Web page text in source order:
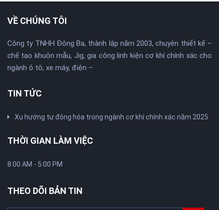
VỀ CHÚNG TÔI
Công ty TNHH Đông Ba, thành lập năm 2003, chuyên thiết kế –
chế tạo khuôn mẫu, Jig, gia công linh kiện cơ khí chính xác cho
ngành ô tô, xe máy, điện –
TIN TỨC
Xu hướng tự động hóa trong ngành cơ khí chính xác năm 2025
THỜI GIAN LÀM VIỆC
8:00 AM - 5:00 PM
THEO DÕI BẢN TIN